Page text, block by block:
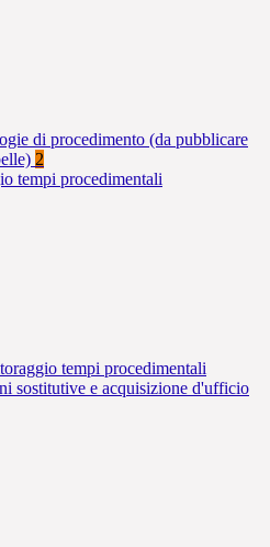
di procedimento (da pubblicare
2
tempi procedimentali
tempi procedimentali
sostitutive e acquisizione d'ufficio